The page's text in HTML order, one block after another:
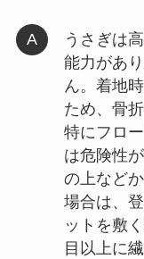
うさぎは
能力があ
ん。着地
ため、骨
特にフロ
は危険性
の上など
場合は、
ットを敷
目以上に